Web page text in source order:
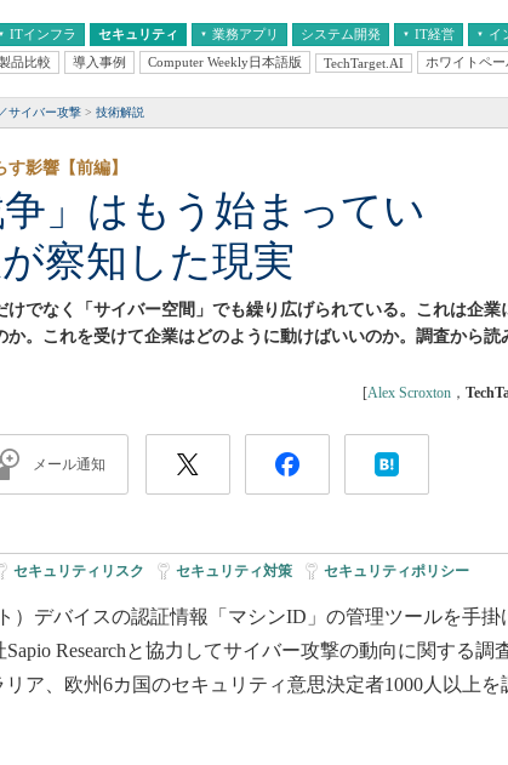
ITインフラ セキュリティ 業務アプリ
ープライズAI
ステム
システム開発 IT経営
経営とIT
イ
医療IT
品比較 導入事例 Computer Weekly日本語版 TechTarget.AI ホワイトペー
サイバー攻撃 技術解説
争」はもう始まってい
察知した現実
影響【前編】
けでなく「サイバー空間」でも繰り広げられている。これは企業
。これを受けて企業はどのように動けばいいのか。調査から読
[Alex Scroxton ，
メール通知
セキュリティリスク セキュリティ対策 セキュリティポリシー
デバイスの認証情報「マシンID」の管理ツールを手掛
Researchと協力してサイバー攻撃の動向に関する調
ア、欧州6カ国のセキュリティ意思決定者1000人以上を